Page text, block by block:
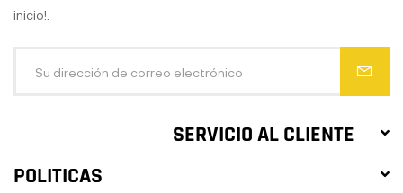
SERVICIO AL CLIENTE
POLITICAS
inicio!.